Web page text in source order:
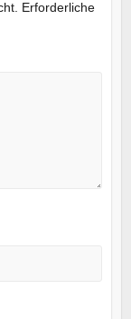
Erforderliche